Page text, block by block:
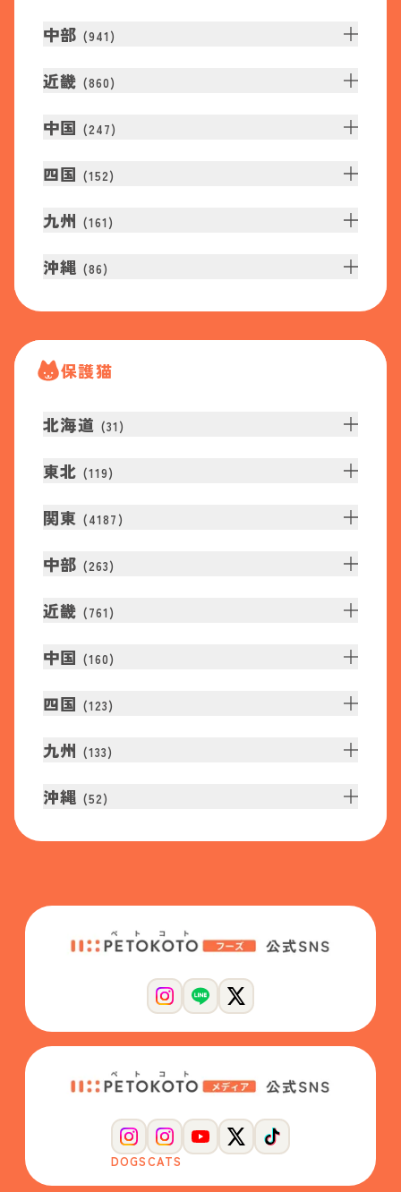
中部 (941 )
近畿 (860)
中国 (247)
四国 (152)
九州 (161 )
沖縄 (86)
保護猫
北海道 (31 )
東北 (119)
関東 (4187 )
中部 (263)
近畿 (761 )
中国 (160)
四国 (123)
九州 (133)
沖縄 (52)
DOGSCATS